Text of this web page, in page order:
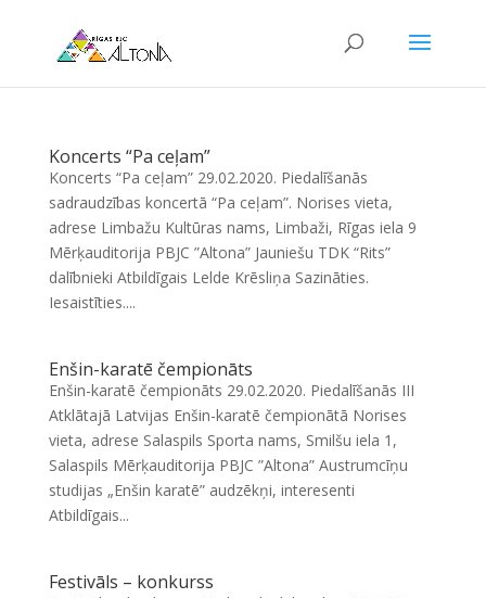
Koncerts “Pa ceļam”
Koncerts “Pa ceļam” 29.02.2020. Piedalīšanās
sadraudzības koncertā “Pa ceļam”. Norises vieta,
adrese Limbažu Kultūras nams, Limbaži, Rīgas iela 9
Mērķauditorija PBJC ”Altona” Jauniešu TDK “Rits”
dalībnieki Atbildīgais Lelde Krēsliņa Sazināties.
Iesaistīties....
Enšin-karatē čempionāts
Enšin-karatē čempionāts 29.02.2020. Piedalīšanās III
Atklātajā Latvijas Enšin-karatē čempionātā Norises
vieta, adrese Salaspils Sporta nams, Smilšu iela 1,
Salaspils Mērķauditorija PBJC ”Altona” Austrumcīņu
studijas „Enšin karatē” audzēkņi, interesenti
Atbildīgais...
Festivāls – konkurss